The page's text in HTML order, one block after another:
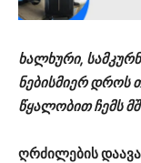
ხალხური,
ნებისმიერ დროს
წყალობით ჩემს
ღრძილების